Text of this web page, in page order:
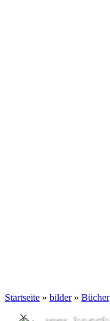
Startseite » bilder» Bücher